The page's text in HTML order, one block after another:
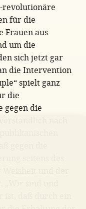
revolutionäre
für die
Frauen aus
um die
sich jetzt gar
die Intervention
spielt ganz
die
gegen die